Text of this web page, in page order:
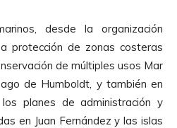
desde la organización
protección de zonas costeras
de múltiples usos Mar
de Humboldt, y también en
planes de administración y
en Juan Fernández y las islas